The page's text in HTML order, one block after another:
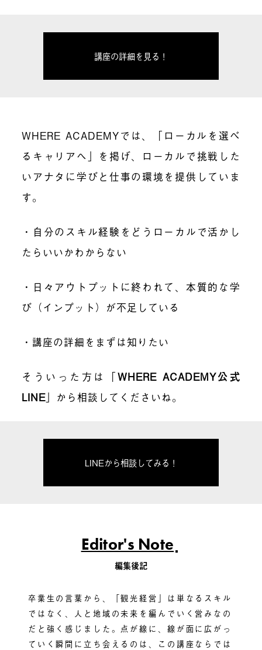
講座の詳細を見る！
WHERE ACADEMYでは、「ローカルを選べ
るキャリアへ」を掲げ、ローカルで挑戦した
いアナタに学びと仕事の環境を提供していま
す。
・自分のスキル経験をどうローカルで活かし
たらいいかわからない
・日々アウトプットに終われて、本質的な学
び（インプット）が不足している
・講座の詳細をまずは知りたい
そういった方は「WHERE ACADEMY公式
LINE」から相談してくださいね。
LINEから相談してみる！
Editor's Note
編集後記
卒業生の言葉から、「観光経営」は単なるスキル
ではなく、人と地域の未来を編んでいく営みなの
だと強く感じました。点が線に、線が面に広がっ
ていく瞬間に立ち会えるのは、この講座ならでは